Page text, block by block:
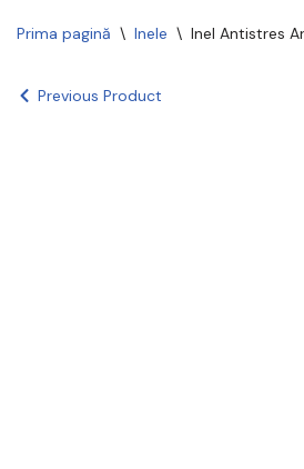
Prima pagină \ Inele \ Inel Antistres
Previous Product